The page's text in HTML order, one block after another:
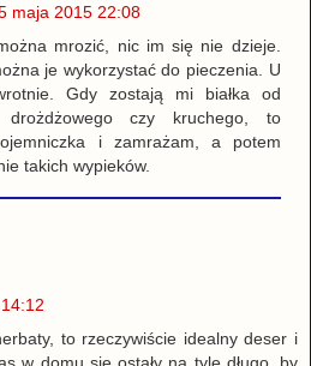
maja 2015 22:08
mrozić, nic im się nie dzieje.
je wykorzystać do pieczenia. U
Gdy zostają mi białka od
drożdżowego czy kruchego, to
i zamrażam, a potem
takich wypieków.
to rzeczywiście idealny deser i
w domu się ostały na tyle długo, by